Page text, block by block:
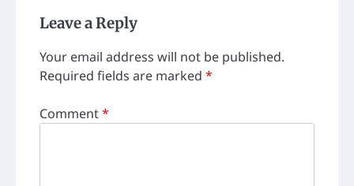
Leave a Reply
Your email address will not be published.
Required fields are marked *
Comment*